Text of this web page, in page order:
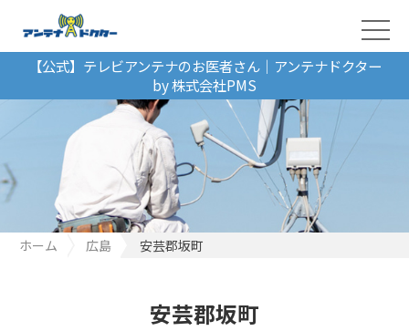
【公式】テレビアンテナのお医者さん｜アンテナドクター
by 株式会社PMS
ホーム 広島 安芸郡坂町
安芸郡坂町